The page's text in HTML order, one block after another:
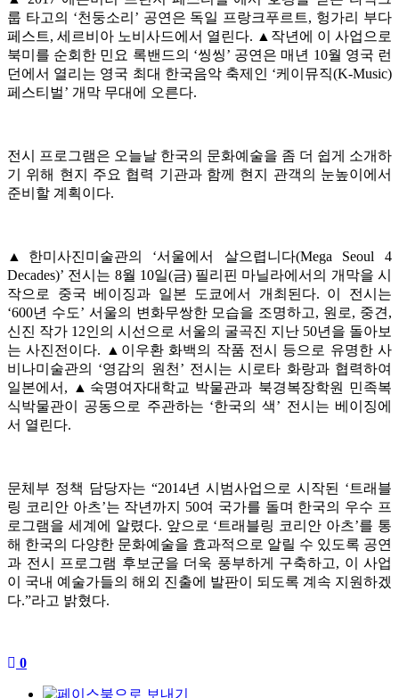
룹 타고의 ‘천둥소리’ 공연은 독일 프랑크푸르트, 헝가리 부다
페스트, 세르비아 노비사드에서 열린다. ▲작년에 이 사업으로
북미를 순회한 민요 록밴드의 ‘씽씽’ 공연은 매년 10월 영국 런
던에서 열리는 영국 최대 한국음악 축제인 ‘케이뮤직(K-Music)
페스티벌’ 개막 무대에 오른다.
전시 프로그램은 오늘날 한국의 문화예술을 좀 더 쉽게 소개하
기 위해 현지 주요 협력 기관과 함께 현지 관객의 눈높이에서
준비할 계획이다.
▲한미사진미술관의 ‘서울에서 살으렵니다(Mega Seoul 4
Decades)’ 전시는 8월 10일(금) 필리핀 마닐라에서의 개막을 시
작으로 중국 베이징과 일본 도쿄에서 개최된다. 이 전시는
‘600년 수도’ 서울의 변화무쌍한 모습을 조명하고, 원로, 중견,
신진 작가 12인의 시선으로 서울의 굴곡진 지난 50년을 돌아보
는 사진전이다. ▲이우환 화백의 작품 전시 등으로 유명한 사
비나미술관의 ‘영감의 원천’ 전시는 시로타 화랑과 협력하여
일본에서, ▲숙명여자대학교 박물관과 북경복장학원 민족복
식박물관이 공동으로 주관하는 ‘한국의 색’ 전시는 베이징에
서 열린다.
문체부 정책 담당자는 “2014년 시범사업으로 시작된 ‘트래블
링 코리안 아츠’는 작년까지 50여 국가를 돌며 한국의 우수 프
로그램을 세계에 알렸다. 앞으로 ‘트래블링 코리안 아츠’를 통
해 한국의 다양한 문화예술을 효과적으로 알릴 수 있도록 공연
과 전시 프로그램 후보군을 더욱 풍부하게 구축하고, 이 사업
이 국내 예술가들의 해외 진출에 발판이 되도록 계속 지원하겠
다.”라고 밝혔다.
0